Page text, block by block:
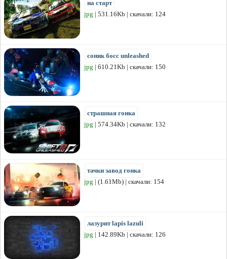
на старт
jpg | 531.16Kb | скачали: 124
соник босс unleashed
jpg | 610.21Kb | скачали: 150
страшная гонка
jpg | 574.34Kb | скачали: 132
тачки завод гонка
jpg | (1.61Mb) | скачали: 154
лазурит lapis lazuli
jpg | 142.89Kb | скачали: 126